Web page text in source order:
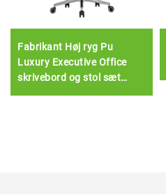
Fabrikant Høj ryg Pu
Luxury Executive Office
skrivebord og stol sæt